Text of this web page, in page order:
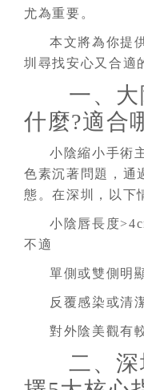
尤為重要。
本文將為你提
圳尋找安心又合適
一、
什麼?適合
小陰縮小手術
色素沉著問題，通
態。在深圳，以下
小陰唇長度
不適
單側或雙側明
反覆感染或清
對外陰美觀有
二、